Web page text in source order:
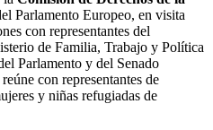
Parlamento Europeo, en visita
con representantes del
de Familia, Trabajo y Política
Parlamento y del Senado
con representantes de
y niñas refugiadas de